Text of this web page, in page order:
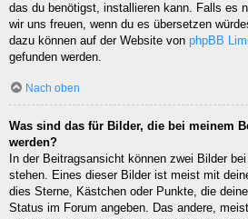
das du benötigst, installieren kann. Falls es
wir uns freuen, wenn du es übersetzen
dazu können auf der Website von phpBB
gefunden werden.
Nach oben
Was sind das für Bilder, die bei meinem
werden?
In der Beitragsansicht können zwei Bilder
stehen. Eines dieser Bilder ist meist mit
dies Sterne, Kästchen oder Punkte, die
Status im Forum angeben. Das andere,